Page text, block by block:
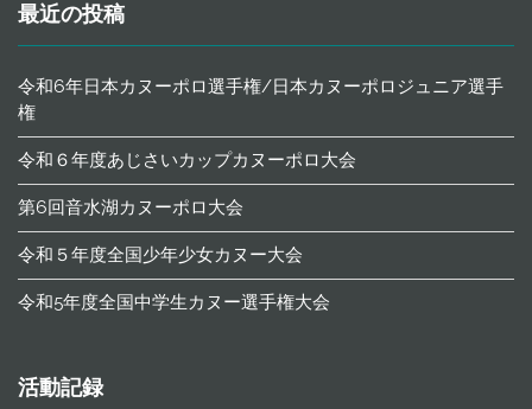
最近の投稿
令和6年日本カヌーポロ選手権/日本カヌーポロジュニア選手
権
令和６年度あじさいカップカヌーポロ大会
第6回音水湖カヌーポロ大会
令和５年度全国少年少女カヌー大会
令和5年度全国中学生カヌー選手権大会
活動記録